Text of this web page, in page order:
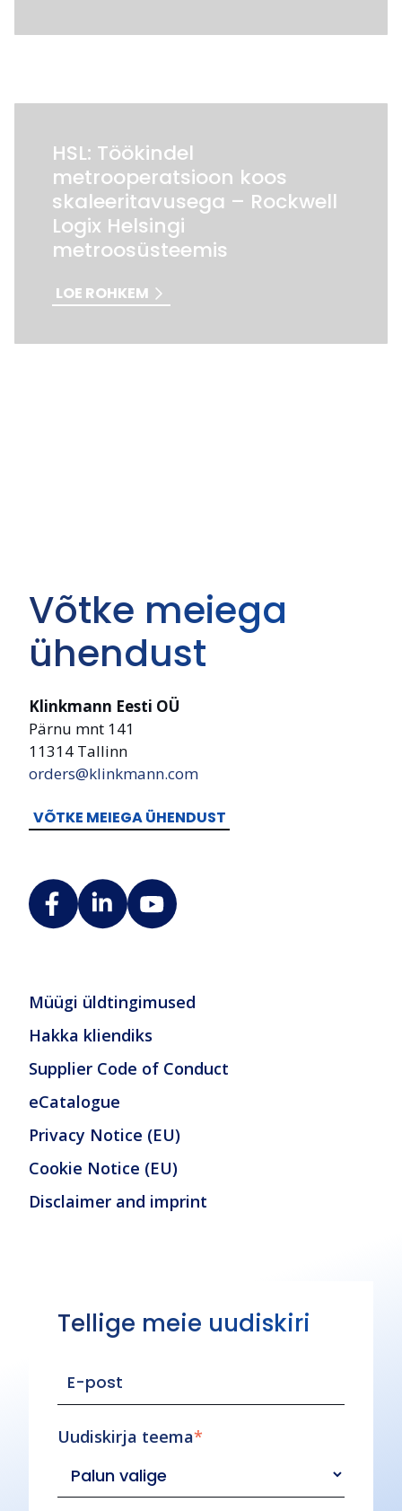
HSL: Töökindel
metrooperatsioon koos
skaleeritavusega – Rockwell
Logix Helsingi
metroosüsteemis
LOE ROHKEM
Võtke meiega
ühendust
Klinkmann Eesti OÜ
Pärnu mnt 141
11314 Tallinn
orders@klinkmann.com
VÕTKE MEIEGA ÜHENDUST
Müügi üldtingimused
Hakka kliendiks
Supplier Code of Conduct
eCatalogue
Privacy Notice (EU)
Cookie Notice (EU)
Disclaimer and imprint
Tellige meie uudiskiri
Uudiskirja teema*